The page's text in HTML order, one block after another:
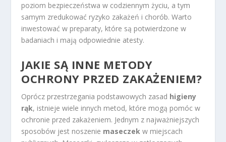
poziom bezpieczeństwa w codziennym życiu, a tym
samym zredukować ryzyko zakażeń i chorób. Warto
inwestować w preparaty, które są potwierdzone w
badaniach i mają odpowiednie atesty.
JAKIE SĄ INNE METODY
OCHRONY PRZED ZAKAŻENIEM?
Oprócz przestrzegania podstawowych zasad higieny
rąk, istnieje wiele innych metod, które mogą pomóc w
ochronie przed zakażeniem. Jednym z najważniejszych
sposobów jest noszenie maseczek w miejscach